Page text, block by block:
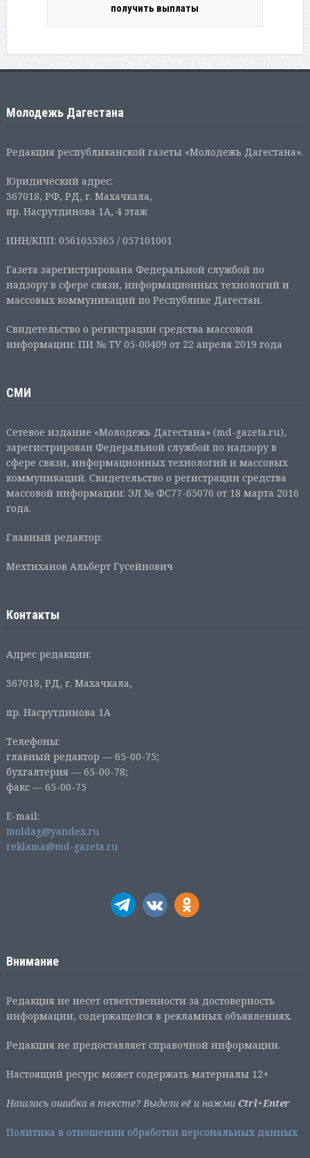
получить выплаты
Молодежь Дагестана
Редакция республиканской газеты «Молодежь Дагестана».
Юридический адрес:
367018, РФ, РД, г. Махачкала,
пр. Насрутдинова 1А, 4 этаж
ИНН/КПП: 0561055365 / 057101001
Газета зарегистрирована Федеральной службой по
надзору в сфере связи, информационных технологий и
массовых коммуникаций по Республике Дагестан.
Свидетельство о регистрации средства массовой
информации: ПИ № ТУ 05-00409 от 22 апреля 2019 года
СМИ
Сетевое издание «Молодежь Дагестана» (md-gazeta.ru),
зарегистрирован Федеральной службой по надзору в
сфере связи, информационных технологий и массовых
коммуникаций. Свидетельство о регистрации средства
массовой информации: ЭЛ № ФС77-65076 от 18 марта 2016
года.
Главный редактор:
Мехтиханов Альберт Гусейнович
Контакты
Адрес редакции:
367018, РД, г. Махачкала,
пр. Насрутдинова 1А
Телефоны:
главный редактор — 65-00-75;
бухгалтерия — 65-00-78;
факс — 65-00-75
E-mail:
moldag@yandex.ru
reklama@md-gazeta.ru
Внимание
Редакция не несет ответственности за достоверность
информации, содержащейся в рекламных объявлениях.
Редакция не предоставляет справочной информации.
Настоящий ресурс может содержать материалы 12+
Нашлась ошибка в тексте? Выдели её и нажми Ctrl+Enter
Политика в отношении обработки персональных данных